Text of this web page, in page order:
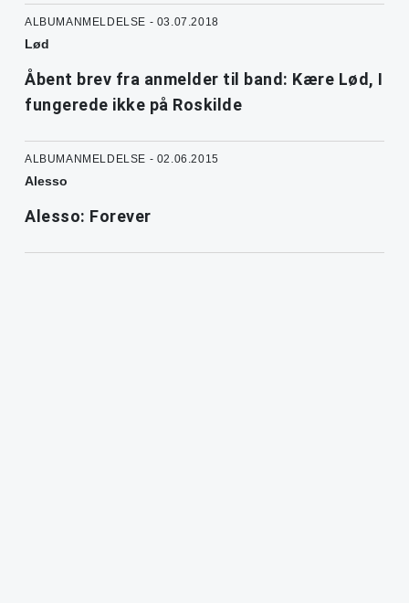
ALBUMANMELDELSE - 03.07.2018
Lød
Åbent brev fra anmelder til band: Kære Lød, I
fungerede ikke på Roskilde
ALBUMANMELDELSE - 02.06.2015
Alesso
Alesso: Forever